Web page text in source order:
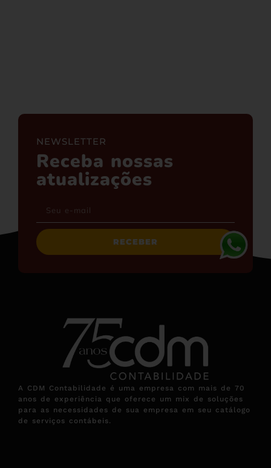
NEWSLETTER
Receba nossas
atualizações
RECEBER
A CDM Contabilidade é uma empresa com mais de 70
anos de experiência que oferece um mix de soluções
para as necessidades de sua empresa em seu catálogo
de serviços contábeis.